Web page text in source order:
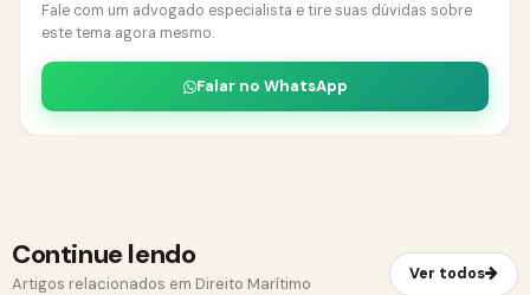
Fale com um advogado especialista e tire suas dúvidas sobre
este tema agora mesmo.
Falar no WhatsApp
Continue lendo
Artigos relacionados em Direito Marítimo
Ver todos